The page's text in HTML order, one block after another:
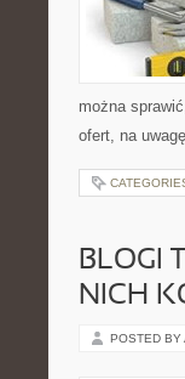
można
ofert, na
BLOGI
NICH
POSTED BY